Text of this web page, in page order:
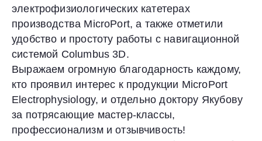
электрофизиологических катетерах
производства MicroPort, а также отметили
удобство и простоту работы с навигационной
системой Columbus 3D.
Выражаем огромную благодарность каждому,
кто проявил интерес к продукции MicroPort
Electrophysiology, и отдельно доктору Якубову
за потрясающие мастер-классы,
профессионализм и отзывчивость!